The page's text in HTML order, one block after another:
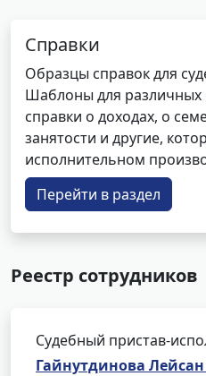
Справки
Образцы справок для
Шаблоны для различных
справки о доходах, о
занятости и другие,
исполнительном
Перейти в раздел
Реестр сотрудников
Судебный пристав-
Гайнутдинова